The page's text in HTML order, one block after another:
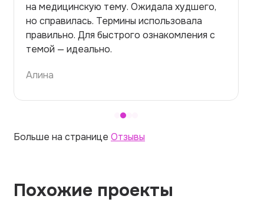
на медицинскую тему. Ожидала худшего,
но справилась. Термины использовала
правильно. Для быстрого ознакомления с
темой — идеально.
Алина
Больше на странице Отзывы
Похожие проекты